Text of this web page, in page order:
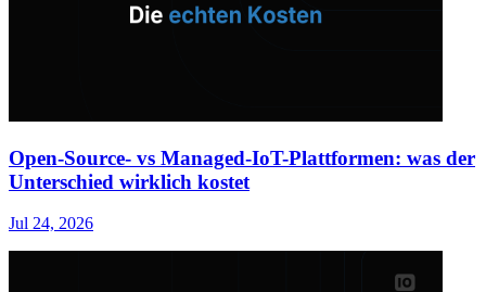
Open-Source- vs Managed-IoT-Plattformen: was der
Unterschied wirklich kostet
Jul 24, 2026